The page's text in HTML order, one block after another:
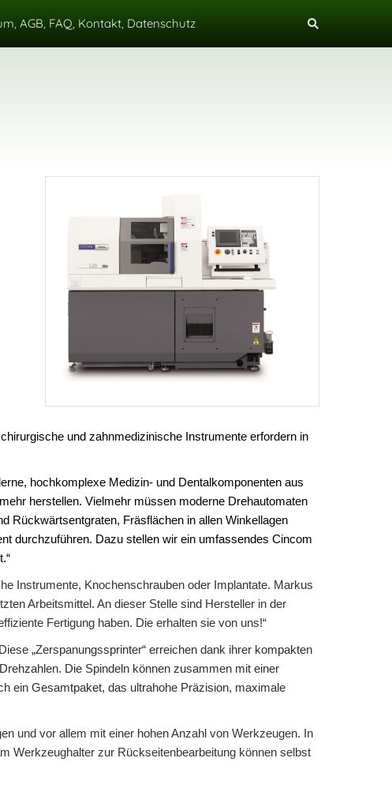
AGB, FAQ, Kontakt, Datenschutz
und zahnmedizinische Instrumente erfordern in
hochkomplexe Medizin- und Dentalkomponenten aus
herstellen. Vielmehr müssen moderne Drehautomaten
Rückwärtsentgraten, Fräsflächen in allen Winkellagen
durchzuführen. Dazu stellen wir ein umfassendes Cincom
Instrumente, Knochenschrauben oder Implantate. Markus
Arbeitsmittel. An dieser Stelle sind Hersteller in der
Fertigung haben. Die erhalten sie von uns!“
„Zerspanungssprinter“ erreichen dank ihrer kompakten
Die Spindeln können zusammen mit einer
ein Gesamtpaket, das ultrahohe Präzision, maximale
und vor allem mit einer hohen Anzahl von Werkzeugen. In
Werkzeughalter zur Rückseitenbearbeitung können selbst